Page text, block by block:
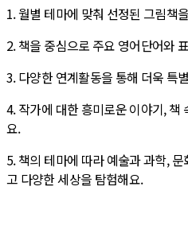
1. 월별 테마에 맞춰 선정된 그림책
2. 책을 중심으로 주요 영어단어와
3. 다양한 연계활동을 통해 더욱 특
4. 작가에 대한 흥미로운 이야기, 책
요.
5. 책의 테마에 따라 예술과 과학,
고 다양한 세상을 탐험해요.